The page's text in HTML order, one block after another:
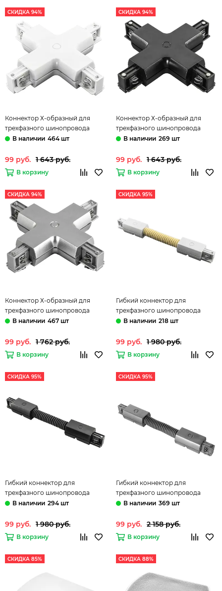
СКИДКА 94%
Коннектор Х-образный для
трехфазного шинопровода
504146 белый Barra Lightstar
464 шт
99 руб. 1 643 руб.
В корзину
СКИДКА 94%
Коннектор Х-образный для
трехфазного шинопровода
504147 черный Barra Lightstar
269 шт
99 руб. 1 643 руб.
В корзину
СКИДКА 94%
Коннектор Х-образный для
трехфазного шинопровода
504149 серый Barra Lightstar
467 шт
99 руб. 1 762 руб.
В корзину
СКИДКА 95%
Гибкий коннектор для
трехфазного шинопровода
504156 белый Barra Lightstar
218 шт
99 руб. 1 980 руб.
В корзину
СКИДКА 95%
Гибкий коннектор для
трехфазного шинопровода
504157 черный Barra Lightstar
294 шт
99 руб. 1 980 руб.
В корзину
СКИДКА 95%
Гибкий коннектор для
трехфазного шинопровода
504159 серый Barra Lightstar
369 шт
99 руб. 2 158 руб.
В корзину
СКИДКА 85% СКИДКА 88%